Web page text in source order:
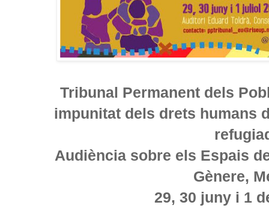
Tribunal Permanent dels
impunitat dels drets humans
Audiència sobre els Espais
Gènere,
29, 30 juny i 1